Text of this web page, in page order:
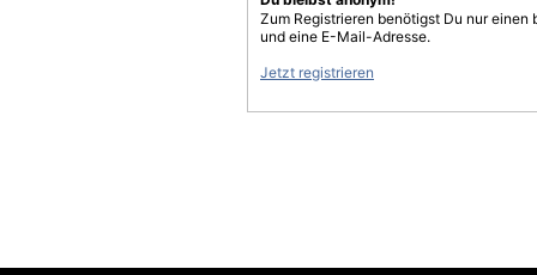
Zum Registrieren benötigst Du nur einen
und eine E-Mail-Adresse.
Jetzt registrieren